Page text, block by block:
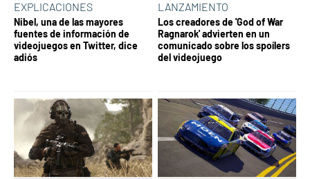
EXPLICACIONES
Nibel, una de las mayores
fuentes de información de
videojuegos en Twitter, dice
adiós
LANZAMIENTO
Los creadores de 'God of War
Ragnarok' advierten en un
comunicado sobre los spoílers
del videojuego